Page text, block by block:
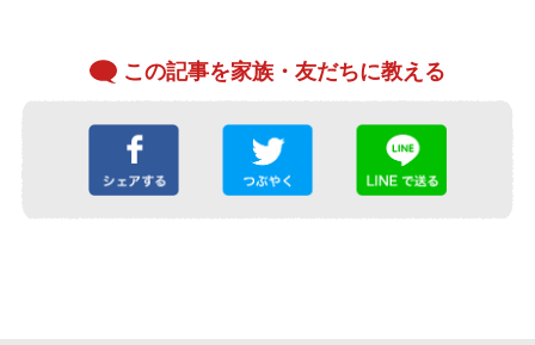
この記事を家族・友だちに教える